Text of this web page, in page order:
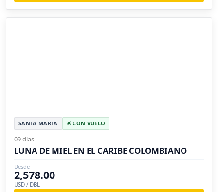
SANTA MARTA CON VUELO
09 días
LUNA DE MIEL EN EL CARIBE COLOMBIANO
Desde
2,578.00
USD / DBL